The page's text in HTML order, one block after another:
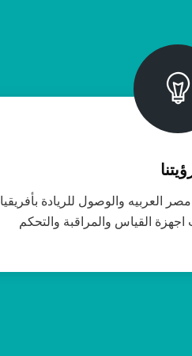
العربيه والوصول للريادة بأفريقيا